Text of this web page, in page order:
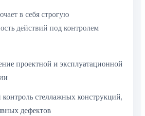
в себя строгую
действий под контролем
проектной и эксплуатационной
стеллажных конструкций,
дефектов